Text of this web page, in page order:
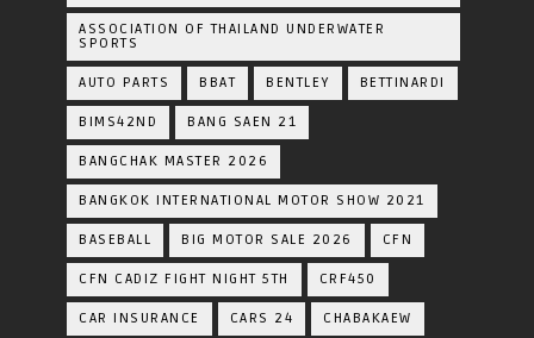
ASSOCIATION OF THAILAND UNDERWATER
SPORTS
AUTO PARTS BBAT BENTLEY BETTINARDI
BIMS42ND BANG SAEN 21
BANGCHAK MASTER 2026
BANGKOK INTERNATIONAL MOTOR SHOW 2021
BASEBALL BIG MOTOR SALE 2026 CFN
CFN CADIZ FIGHT NIGHT 5TH CRF450
CAR INSURANCE CARS 24 CHABAKAEW